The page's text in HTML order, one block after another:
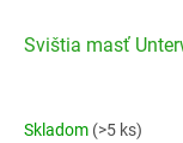
Svištia masť
Skladom (>5 ks)